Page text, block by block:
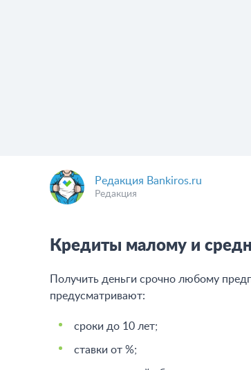
Редакция Bankiros.ru
Редакция
Кредиты малому и
Получить деньги срочно любому
предусматривают:
сроки до 10 лет;
ставки от %;